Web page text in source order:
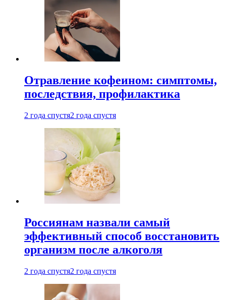
Отравление кофеином: симптомы,
последствия, профилактика
2 года спустя2 года спустя
Россиянам назвали самый
эффективный способ восстановить
организм после алкоголя
2 года спустя2 года спустя